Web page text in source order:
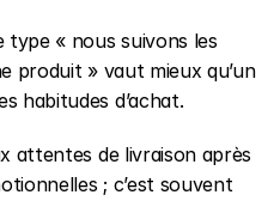
type « nous suivons les
produit » vaut mieux qu’un
habitudes d’achat.
attentes de livraison après
; c’est souvent